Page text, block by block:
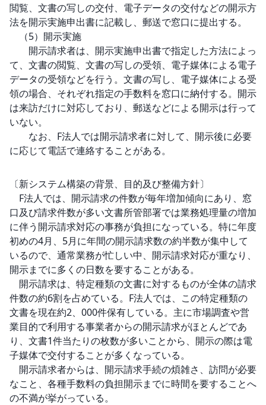
閲覧、文書の写しの交付、電子データの交付などの開示方
法を開示実施申出書に記載し、郵送で窓口に提出する。
（5）開示実施
開示請求者は、開示実施申出書で指定した方法によっ
て、文書の閲覧、文書の写しの受領、電子媒体による電子
データの受領などを行う。文書の写し、電子媒体による受
領の場合、それぞれ指定の手数料を窓口に納付する。開示
は来訪だけに対応しており、郵送などによる開示は行って
いない。
なお、F法人では開示請求者に対して、開示後に必要
に応じて電話で連絡することがある。
〔新システム構築の背景、目的及び整備方針〕
F法人では、開示請求の件数が毎年増加傾向にあり、窓
口及び請求件数が多い文書所管部署では業務処理量の増加
に伴う開示請求対応の事務が負担になっている。特に年度
初めの4月、5月に年間の開示請求数の約半数が集中して
いるので、通常業務が忙しい中、開示請求対応が重なり、
開示までに多くの日数を要することがある。
開示請求は、特定種類の文書に対するものが全体の請求
件数の約6割を占めている。F法人では、この特定種類の
文書を現在約2、000件保有している。主に市場調査や営
業目的で利用する事業者からの開示請求がほとんどであ
り、文書1件当たりの枚数が多いことから、開示の際は電
子媒体で交付することが多くなっている。
開示請求者からは、開示請求手続の煩雑さ、訪問が必要
なこと、各種手数料の負担開示までに時間を要することへ
の不満が挙がっている。